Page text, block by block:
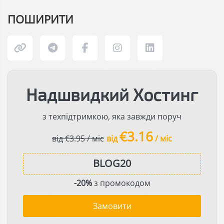
ПОШИРИТИ
Надшвидкий Хостинг
з техпідтримкою, яка завжди поруч
від €3.95 / міс від€3.16/ міс
-20%з промокодом
Замовити